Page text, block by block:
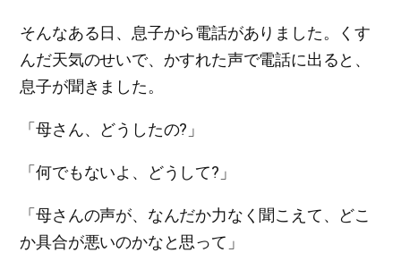
そんなある日、息子から電話がありました。くす
んだ天気のせいで、かすれた声で電話に出ると、
息子が聞きました。
「母さん、どうしたの?」
「何でもないよ、どうして?」
「母さんの声が、なんだか力なく聞こえて、どこ
か具合が悪いのかなと思って」